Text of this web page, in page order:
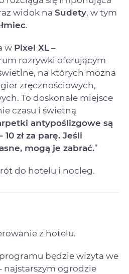
widok na Sudety, w tym
.
w Pixel XL –
rozrywki oferującym
na których można
zręcznościowych,
To doskonałe miejsce
czasu i świetną
antypoślizgowe są
zł za parę. Jeśli
mogą je zabrać.”
do hotelu i nocleg.
z hotelu.
będzie wizyta we
najstarszym ogrodzie